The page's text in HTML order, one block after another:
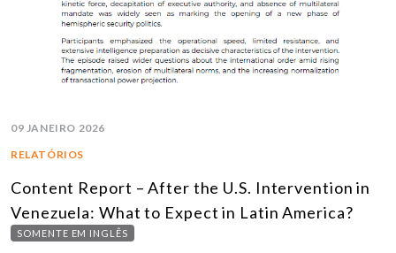
09 JANEIRO 2026
RELATÓRIOS
Content Report – After the U.S. Intervention in
Venezuela: What to Expect in Latin America?
SOMENTE EM INGLÊS